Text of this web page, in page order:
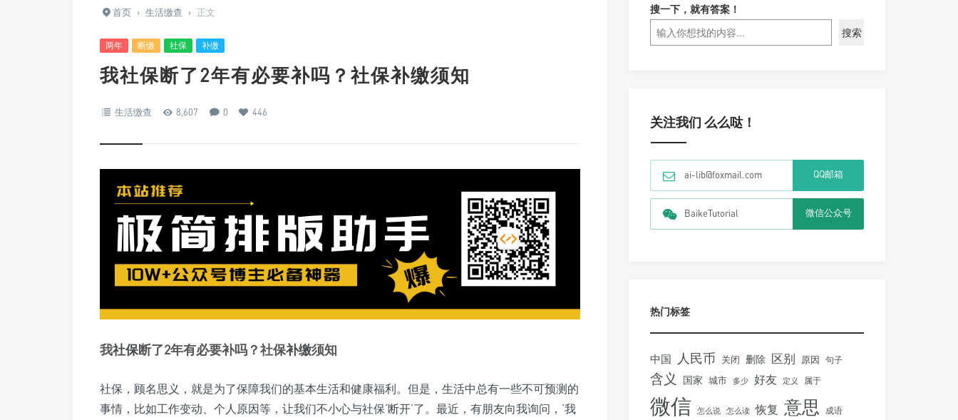
首页 › 生活缴查 › 正文
两年 断缴 社保 补缴
我社保断了2年有必要补吗？社保补缴须知
生活缴查 8,607 0 446
我社保断了2年有必要补吗？社保补缴须知
社保，顾名思义，就是为了保障我们的基本生活和健康福利。但是，生活中总有一些不可预测的
事情，比如工作变动、个人原因等，让我们不小心与社保‘断开’了。最近，有朋友向我询问，‘我
搜一下，就有答案！
搜索
关注我们 么么哒！
ai-lib@foxmail.com QQ邮箱
BaikeTutorial 微信公众号
热门标签
中国 人民币 关闭 删除 区别 原因 句子
含义 国家 城市 多少 好友 定义 属于
微信 怎么说 怎么读 恢复 意思 成语